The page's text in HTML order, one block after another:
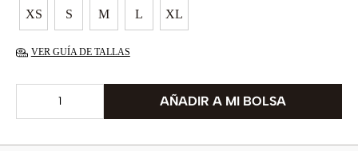
XS S M L XL
VER GUÍA DE TALLAS